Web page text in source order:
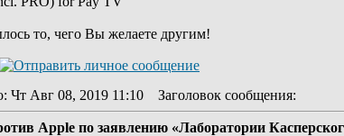
то, чего Вы желаете другим!
: Чт Авг 08, 2019 11:10 Заголовок сообщения:
Apple по заявлению «Лаборатории